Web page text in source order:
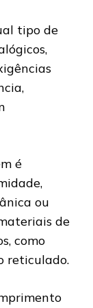
tipo de
é
ou
de
como
reticulado.